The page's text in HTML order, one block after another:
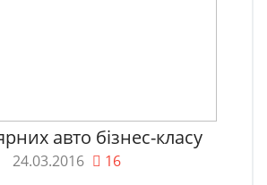
авто бізнес-класу
24.03.2016 16